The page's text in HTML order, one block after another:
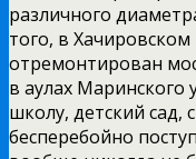
различного
того, в
отремонтирован
в аулах
школу, детский сад,
бесперебойно